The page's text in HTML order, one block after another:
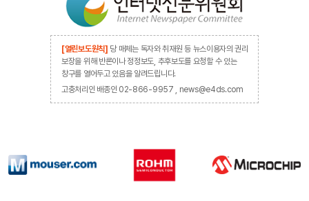
[열린보도원칙] 당 매체는 독자와 취재원 등 뉴스이용자의 권리
보장을 위해 반론이나 정정보도, 추후보도를 요청할 수 있는
창구를 열어두고 있음을 알려드립니다.
고충처리인 배종인 02-866-9957 , news@e4ds.com